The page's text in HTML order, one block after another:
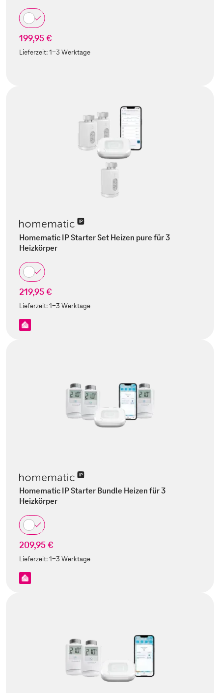
199,95 €
Lieferzeit:1-3 Werktage
Homematic IP Starter Set Heizen pure für 3
Heizkörper
219,95 €
Lieferzeit:1-3 Werktage
Homematic IP Starter Bundle Heizen für 3
Heizkörper
209,95 €
Lieferzeit:1-3 Werktage